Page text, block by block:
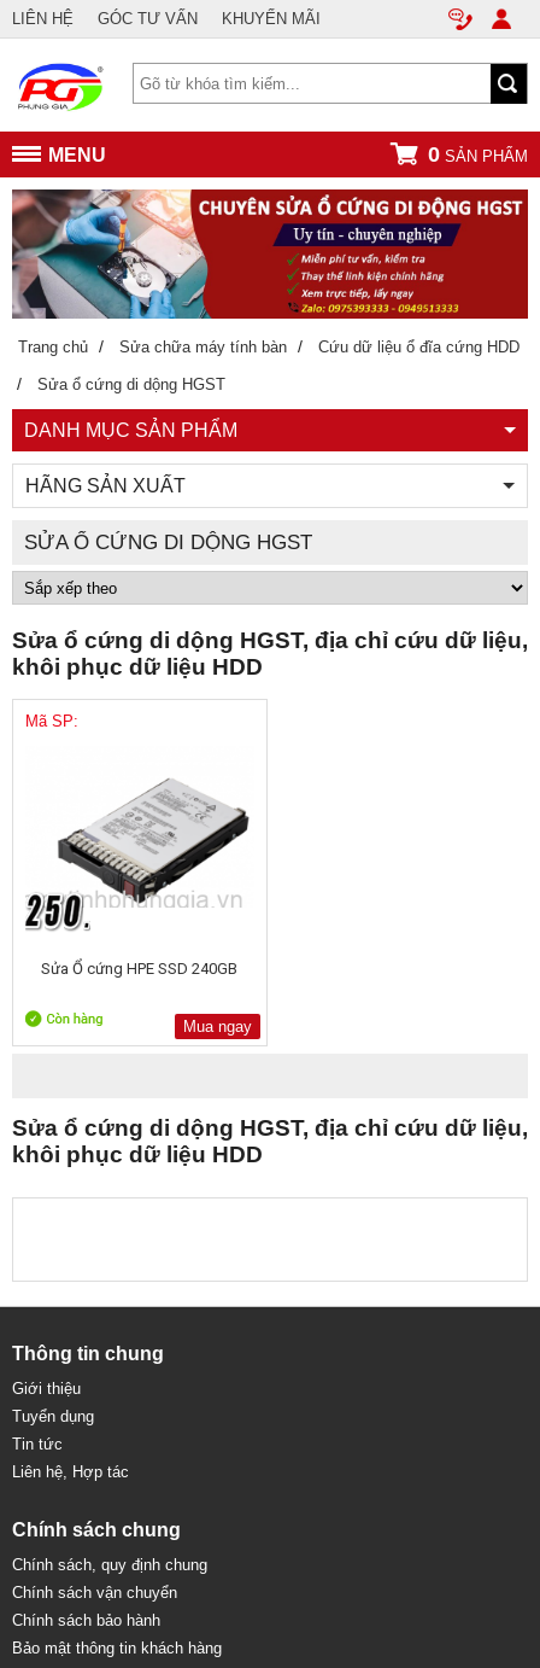
LIÊN HỆ GÓC TƯ VẤN KHUYẾN MÃI
MENU 0 SẢN PHẨM
Trang chủ / Sửa chữa máy tính bàn / Cứu dữ liệu ổ đĩa cứng HDD
/ Sửa ổ cứng di dộng HGST
DANH MỤC SẢN PHẨM
HÃNG SẢN XUẤT
SỬA Ổ CỨNG DI DỘNG HGST
Sửa ổ cứng di dộng HGST, địa chỉ cứu dữ liệu,
khôi phục dữ liệu HDD
Mã SP:
Sửa Ổ cứng HPE SSD 240GB
Mua ngay
Sửa ổ cứng di dộng HGST, địa chỉ cứu dữ liệu,
khôi phục dữ liệu HDD
Thông tin chung
Giới thiệu
Tuyển dụng
Tin tức
Liên hệ, Hợp tác
Chính sách chung
Chính sách, quy định chung
Chính sách vận chuyển
Chính sách bảo hành
Bảo mật thông tin khách hàng